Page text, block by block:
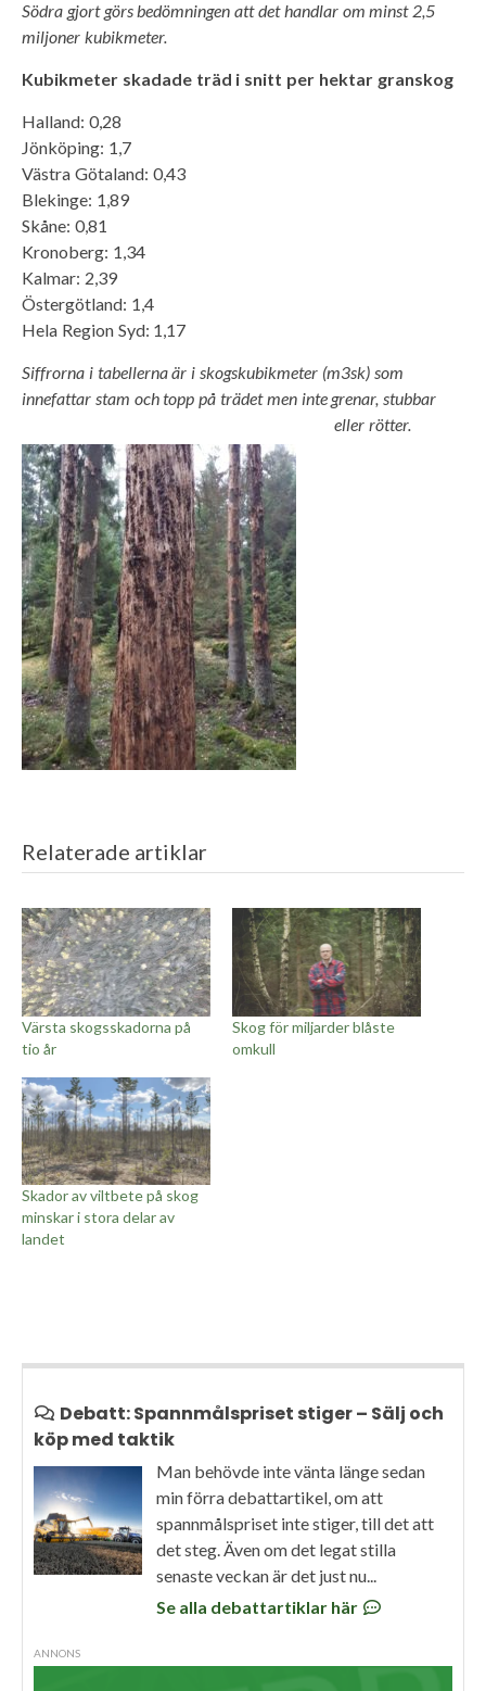
Södra gjort görs bedömningen att det handlar om minst 2,5
miljoner kubikmeter.
Kubikmeter skadade träd i snitt per hektar granskog
Halland: 0,28
Jönköping: 1,7
Västra Götaland: 0,43
Blekinge: 1,89
Skåne: 0,81
Kronoberg: 1,34
Kalmar: 2,39
Östergötland: 1,4
Hela Region Syd: 1,17
Siffrorna i tabellerna är i skogskubikmeter (m3sk) som
innefattar stam och topp på trädet men inte grenar, stubbar
eller rötter.
Relaterade artiklar
Värsta skogsskadorna på
tio år
Skog för miljarder blåste
omkull
Skador av viltbete på skog
minskar i stora delar av
landet
Debatt: Spannmålspriset stiger – Sälj och
köp med taktik
Man behövde inte vänta länge sedan
min förra debattartikel, om att
spannmålspriset inte stiger, till det att
det steg. Även om det legat stilla
senaste veckan är det just nu...
Se alla debattartiklar här
ANNONS